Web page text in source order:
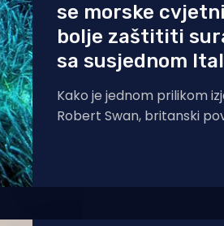
se morske
bolje zaštititi
sa susjednom
Kako je jednom prilikom
Robert Swan, britanski